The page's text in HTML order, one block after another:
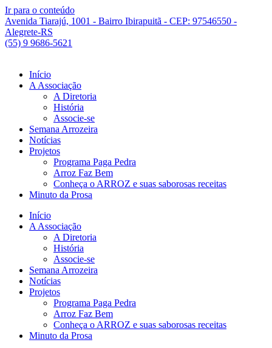
Ir para o conteúdo
Avenida Tiarajú, 1001 - Bairro Ibirapuitã - CEP: 97546550 -
Alegrete-RS
(55) 9 9686-5621
Início
A Associação
A Diretoria
História
Associe-se
Semana Arrozeira
Notícias
Projetos
Programa Paga Pedra
Arroz Faz Bem
Conheça o ARROZ e suas saborosas receitas
Minuto da Prosa
Início
A Associação
A Diretoria
História
Associe-se
Semana Arrozeira
Notícias
Projetos
Programa Paga Pedra
Arroz Faz Bem
Conheça o ARROZ e suas saborosas receitas
Minuto da Prosa